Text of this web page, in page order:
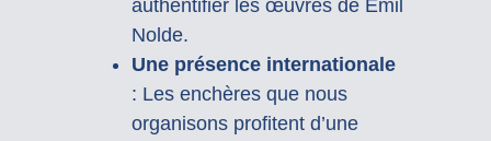
authentifier les œuvres de Emil
Nolde.
Une présence internationale
: Les enchères que nous
organisons profitent d’une